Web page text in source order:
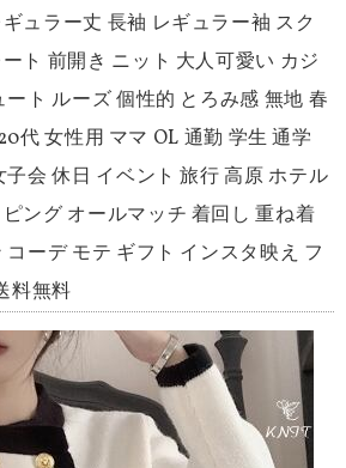
ュラー丈 長袖 レギュラー袖 スク
ト 前開き ニット 大人可愛い カジ
ート ルーズ 個性的 とろみ感 無地 春
代 女性用 ママ OL 通勤 学生 通学
会 休日 イベント 旅行 高原 ホテル
ング オールマッチ 着回し 重ね着
ーデ モテ ギフト インスタ映え フ
料無料